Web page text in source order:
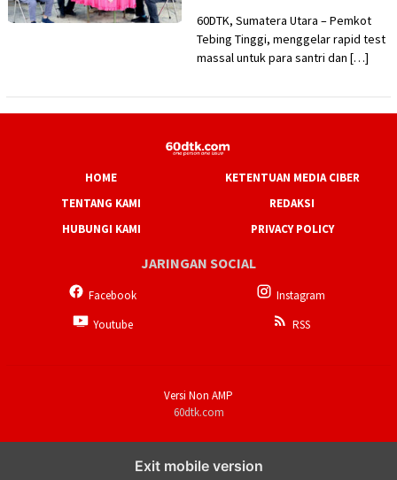
60DTK, Sumatera Utara – Pemkot
Tebing Tinggi, menggelar rapid test
massal untuk para santri dan […]
HOME
KETENTUAN MEDIA CIBER
TENTANG KAMI
REDAKSI
HUBUNGI KAMI
PRIVACY POLICY
JARINGAN SOCIAL
Facebook
Instagram
Youtube
RSS
Versi Non AMP
60dtk.com
Exit mobile version